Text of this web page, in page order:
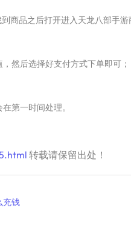
品之后打开进入天龙八部手游
然后选择好支付方式下单即可；
第一时间处理。
转载请保留出处！
充钱